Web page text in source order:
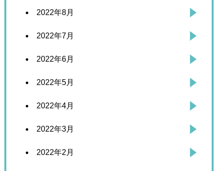
2022年8月
2022年7月
2022年6月
2022年5月
2022年4月
2022年3月
2022年2月